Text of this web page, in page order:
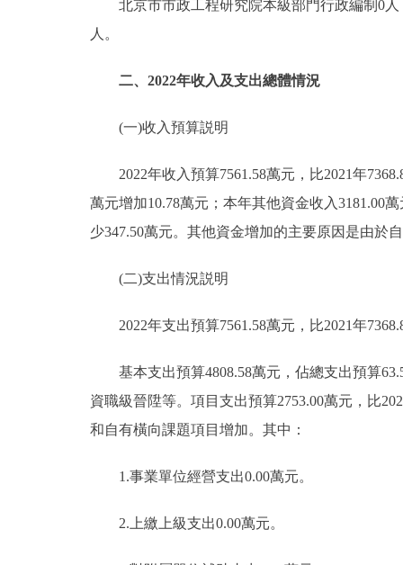
北京市市政工程研究院本級部門行政編制0人
人。
二、2022年收入及支出總體情況
(一)收入預算説明
2022年收入預算7561.58萬元，比2021年
萬元增加10.78萬元；本年其他資金收入3181.00
少347.50萬元。其他資金增加的主要原因是由於
(二)支出情況説明
2022年支出預算7561.58萬元，比2021年
基本支出預算4808.58萬元，佔總支出預算
資職級晉陞等。項目支出預算2753.00萬元，比
和自有橫向課題項目增加。其中：
1.事業單位經營支出0.00萬元。
2.上繳上級支出0.00萬元。